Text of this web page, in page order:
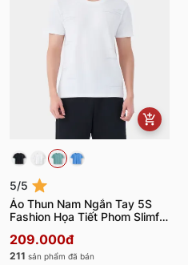
5/5
Áo Thun Nam Ngắn Tay 5S
Fashion Họa Tiết Phom Slimfit
209.000đ
211 sản phẩm đã bán